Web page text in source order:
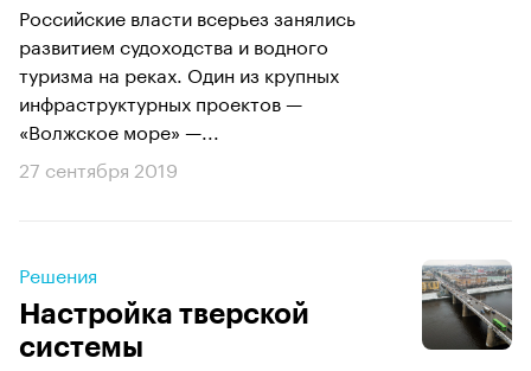
Российские власти всерьез занялись
развитием судоходства и водного
туризма на реках. Один из крупных
инфраструктурных проектов —
«Волжское море» —...
27 сентября 2019
Решения
Настройка тверской
системы